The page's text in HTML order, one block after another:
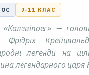
9-11 КЛАС
—
легенди на
легендарного царя